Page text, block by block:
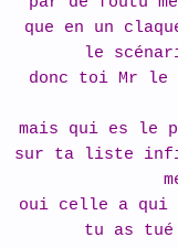
que en un
le
donc toi Mr le
mais qui es le
sur ta liste
oui celle a
tu as